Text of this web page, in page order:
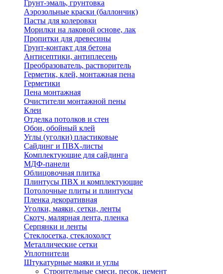
Грунт-эмаль, грунтовка
Аэрозольные краски (баллончик)
Пасты для колеровки
Морилки на лаковой основе, лак
Пропитки для древесины
Грунт-контакт для бетона
Антисептики, антиплесень
Преобразователь, растворитель
Герметик, клей, монтажная пена
Герметики
Пена монтажная
Очистители монтажной пены
Клеи
Отделка потолков и стен
Обои, обойный клей
Углы (уголки) пластиковые
Сайдинг и ПВХ-листы
Комплектующие для сайдинга
МДФ-панели
Облицовочная плитка
Плинтусы ПВХ и комплектующие
Потолочные плиты и плинтусы
Пленка декоративная
Уголки, маяки, сетки, ленты
Скотч, малярная лента, пленка
Серпянки и ленты
Стеклосетка, стеклохолст
Металлические сетки
Уплотнители
Штукатурные маяки и углы
Строительные смеси, песок, цемент